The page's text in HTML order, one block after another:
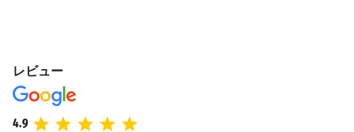
レビュー
4.9